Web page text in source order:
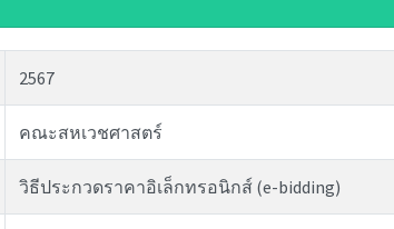
2567
คณะสหเวชศาสตร์
วิธีประกวดราคาอิเล็กทรอนิกส์ (e-bidding)